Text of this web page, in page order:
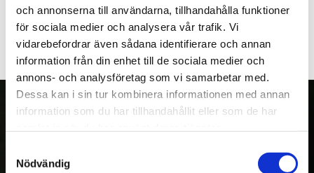
och annonserna till användarna, tillhandahålla funktioner
för sociala medier och analysera vår trafik. Vi
vidarebefordrar även sådana identifierare och annan
information från din enhet till de sociala medier och
annons- och analysföretag som vi samarbetar med.
Dessa kan i sin tur kombinera informationen med annan
information som du har tillhandahållit eller som de har
Nödvändig